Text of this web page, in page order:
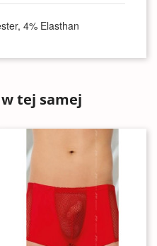
4% Elasthan
tej samej